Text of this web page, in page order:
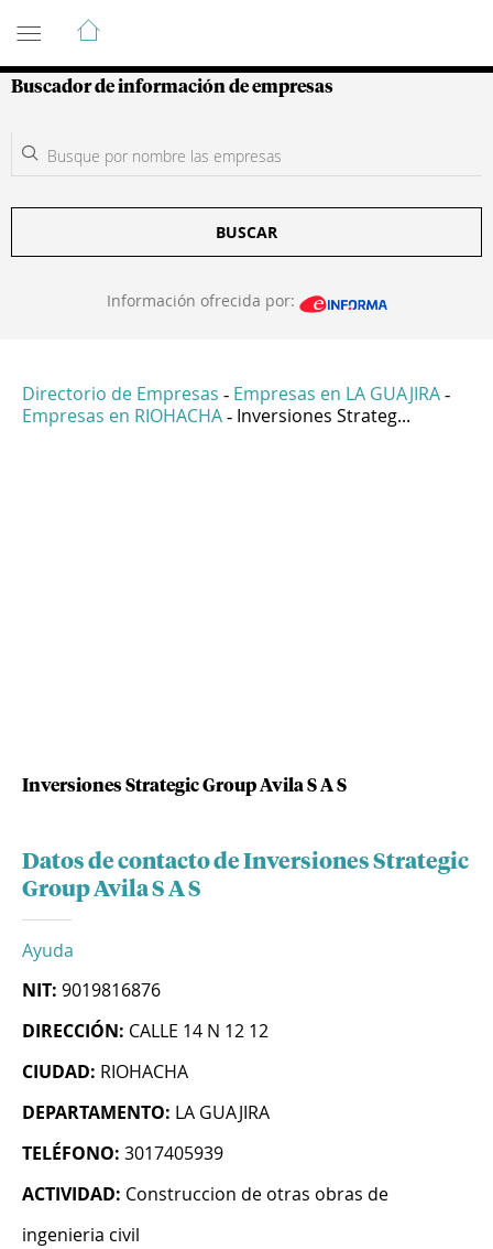
Guía de Empresas Colombianas
Buscador de información de empresas
BUSCAR
Información ofrecida por:
Directorio de Empresas - Empresas en LA GUAJIRA -
Empresas en RIOHACHA - Inversiones Strateg...
Inversiones Strategic Group Avila S A S
Datos de contacto de Inversiones Strategic
Group Avila S A S
Ayuda
NIT: 9019816876
DIRECCIÓN: CALLE 14 N 12 12
CIUDAD: RIOHACHA
DEPARTAMENTO: LA GUAJIRA
TELÉFONO: 3017405939
ACTIVIDAD: Construccion de otras obras de
ingenieria civil